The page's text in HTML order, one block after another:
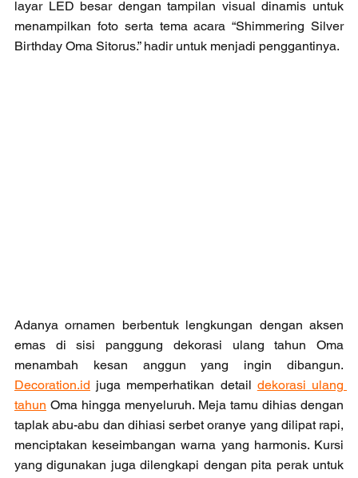
layar LED besar dengan tampilan visual dinamis untuk
menampilkan foto serta tema acara “Shimmering Silver
Birthday Oma Sitorus.” hadir untuk menjadi penggantinya.
Adanya ornamen berbentuk lengkungan dengan aksen
emas di sisi panggung dekorasi ulang tahun Oma
Decoration.id juga memperhatikan detail dekorasi ulang
tahun Oma hingga menyeluruh. Meja tamu dihias dengan
taplak abu-abu dan dihiasi serbet oranye yang dilipat rapi,
menciptakan keseimbangan warna yang harmonis. Kursi
yang digunakan juga dilengkapi dengan pita perak untuk